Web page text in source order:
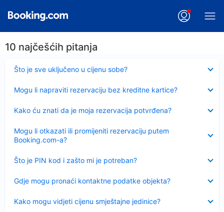
10 najčešćih pitanja
Što je sve uključeno u cijenu sobe?
Sažeto
Mogu li napraviti rezervaciju bez kreditne kartice?
Kako ću znati da je moja rezervacija potvrđena?
Mogu li otkazati ili promijeniti rezervaciju putem
Booking.com-a?
Što je PIN kod i zašto mi je potreban?
Sažeto
Gdje mogu pronaći kontaktne podatke objekta?
Kako mogu vidjeti cijenu smještajne jedinice?